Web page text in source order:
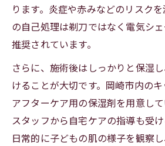
ります。炎症や赤みなどのリスク
の自己処理は剃刀ではなく電気シ
推奨されています。
さらに、施術後はしっかりと保湿
けることが大切です。岡崎市内のキ
アフターケア用の保湿剤を用意して
スタッフから自宅ケアの指導も受
日常的に子どもの肌の様子を観察